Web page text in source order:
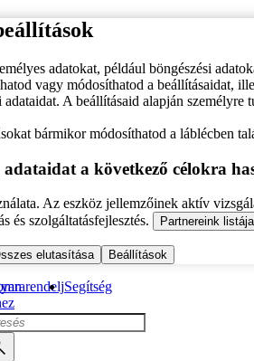
adatokat, például böngészési
vagy módosíthatod a beállításaidat,
adataidat. A beállításaid alapján
bármikor módosíthatod a láblécben
a következő célokra
Az eszköz jellemzőinek aktív
és szolgáltatásfejlesztés.
Partnereink listája
elutasítása Beállítások
rendeljSegítség